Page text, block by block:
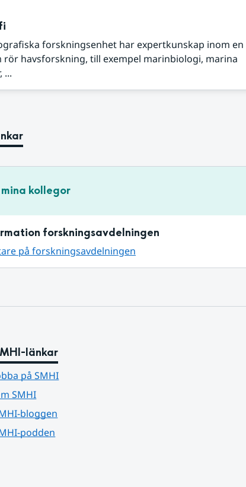
forskningsenhet har expertkunskap inom
rör havsforskning, till exempel marinbiologi, marina
...
kollegor
forskningsavdelningen
på forskningsavdelningen
länkar
på SMHI
SMHI
bloggen
podden